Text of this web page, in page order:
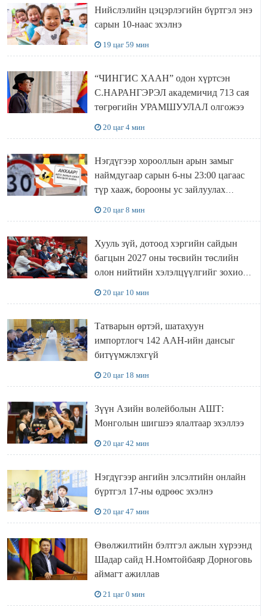
Нийслэлийн цэцэрлэгийн бүртгэл энэ
сарын 10-наас эхэлнэ
19 цаг 59 мин
“ЧИНГИС ХААН” одон хүртсэн
С.НАРАНГЭРЭЛ академичид 713 сая
төгрөгийн УРАМШУУЛАЛ олгожээ
20 цаг 4 мин
Нэгдүгээр хорооллын арын замыг
наймдугаар сарын 6-ны 23:00 цагаас
түр хааж, борооны ус зайлуулах
20 цаг 8 мин
Хууль зүй, дотоод хэргийн сайдын
багцын 2027 оны төсвийн төслийн
олон нийтийн хэлэлцүүлгийг зохион
20 цаг 10 мин
Татварын өртэй, шатахуун
импортлогч 142 ААН-ийн дансыг
битүүмжлэхгүй
20 цаг 18 мин
Зүүн Азийн волейболын АШТ:
Монголын шигшээ ялалтаар эхэллээ
20 цаг 42 мин
Нэгдүгээр ангийн элсэлтийн онлайн
бүртгэл 17-ны өдрөөс эхэлнэ
20 цаг 47 мин
Өвөлжилтийн бэлтгэл ажлын хүрээнд
Шадар сайд Н.Номтойбаяр Дорноговь
аймагт ажиллав
21 цаг 0 мин